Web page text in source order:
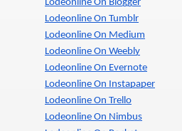
Lodeonline On Blogger
Lodeonline On Tumblr
Lodeonline On Medium
Lodeonline On Weebly
Lodeonline On Evernote
Lodeonline On Instapaper
Lodeonline On Trello
Lodeonline On Nimbus